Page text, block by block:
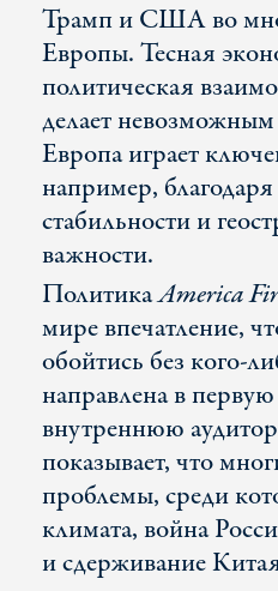
Трамп и США во
Европы. Тесная
политическая
делает
Европа играет
например,
стабильности и
важности.
ПолитикаAmerica
мире впечатление,
обойтись без кого-
направлена в
внутреннюю
показывает, что
проблемы, среди
климата, война
и сдерживание